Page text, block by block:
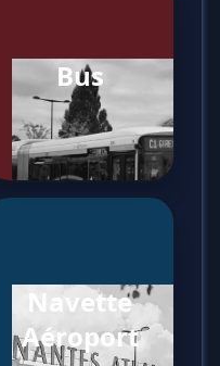
Bus
Navette
Aéroport